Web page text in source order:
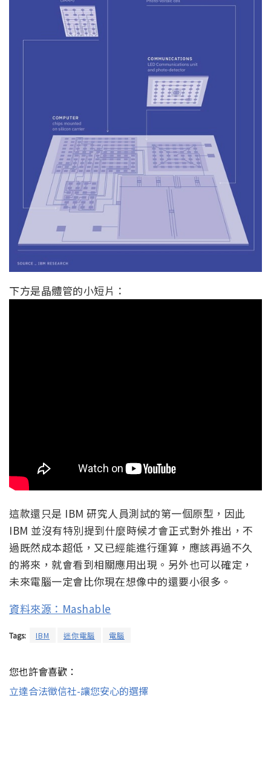
下方是晶體管的小短片：
這款還只是 IBM 研究人員測試的第一個原型，因此
IBM 並沒有特別提到什麼時候才會正式對外推出，不
過既然成本超低，又已經能進行運算，應該再過不久
的將來，就會看到相關應用出現。另外也可以確定，
未來電腦一定會比你現在想像中的還要小很多。
資料來源：Mashable
Tags: IBM 迷你電腦 電腦
您也許會喜歡：
立達合法徵信社-讓您安心的選擇